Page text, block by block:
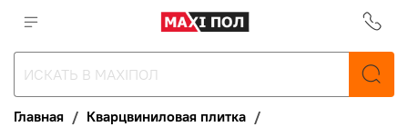
Главная
Кварцвиниловая плитка